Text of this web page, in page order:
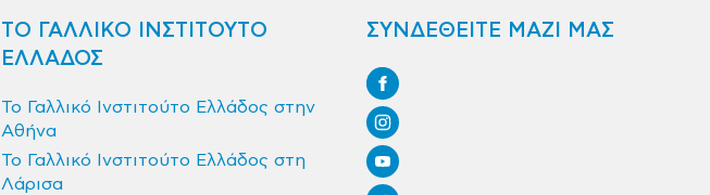
ΤΟ ΓΑΛΛΙΚΟ ΙΝΣΤΙΤΟΥΤΟ
ΕΛΛΑΔΟΣ
Το Γαλλικό Ινστιτούτο Ελλάδος στην
Αθήνα
Το Γαλλικό Ινστιτούτο Ελλάδος στη
Λάρισα
ΣΥΝΔΕΘΕΙΤΕ ΜΑΖΙ ΜΑΣ